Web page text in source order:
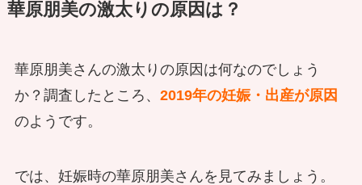
華原朋美の激太りの原因は？
華原朋美さんの激太りの原因は何なのでしょう
か？調査したところ、 2019年の妊娠・出産が原因
のようです。
では、妊娠時の華原朋美さんを見てみましょう。